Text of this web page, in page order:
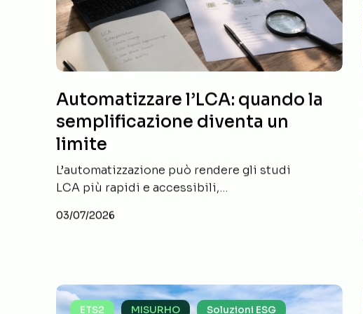
diventa
un
limite
diventa
un
limite
Automatizzare l’LCA: quando la
semplificazione diventa un
limite
L’automatizzazione può rendere gli studi
LCA più rapidi e accessibili,…
03/07/2026
ETS2
ETS2
ETS2 MISURHO Soluzioni ESG